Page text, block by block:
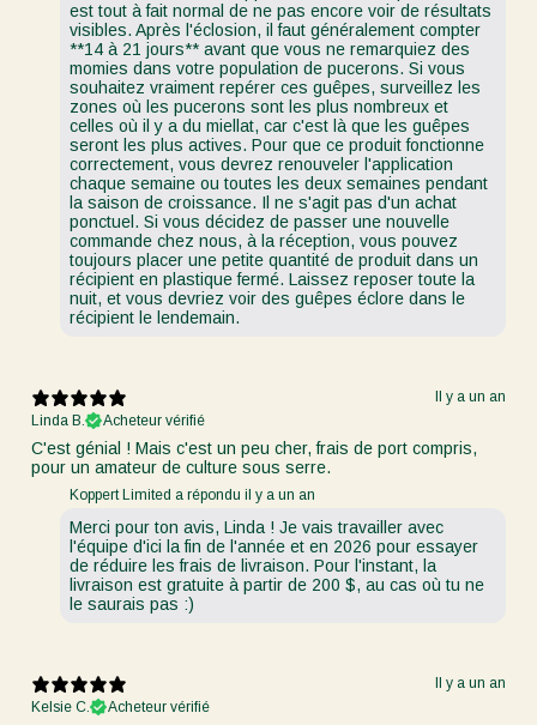
est tout à fait normal de ne pas encore voir de résultats
visibles. Après l'éclosion, il faut généralement compter
**14 à 21 jours** avant que vous ne remarquiez des
momies dans votre population de pucerons. Si vous
souhaitez vraiment repérer ces guêpes, surveillez les
zones où les pucerons sont les plus nombreux et
celles où il y a du miellat, car c'est là que les guêpes
seront les plus actives. Pour que ce produit fonctionne
correctement, vous devrez renouveler l'application
chaque semaine ou toutes les deux semaines pendant
la saison de croissance. Il ne s'agit pas d'un achat
ponctuel. Si vous décidez de passer une nouvelle
commande chez nous, à la réception, vous pouvez
toujours placer une petite quantité de produit dans un
récipient en plastique fermé. Laissez reposer toute la
nuit, et vous devriez voir des guêpes éclore dans le
récipient le lendemain.
Il y a un an
Linda B.
Acheteur vérifié
C'est génial ! Mais c'est un peu cher, frais de port compris,
pour un amateur de culture sous serre.
Koppert Limited a répondu il y a un an
Merci pour ton avis, Linda ! Je vais travailler avec
l'équipe d'ici la fin de l'année et en 2026 pour essayer
de réduire les frais de livraison. Pour l'instant, la
livraison est gratuite à partir de 200 $, au cas où tu ne
le saurais pas :)
Il y a un an
Kelsie C.
Acheteur vérifié